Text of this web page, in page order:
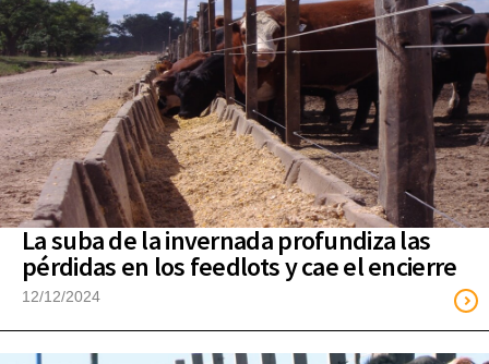
La suba de la invernada profundiza las
pérdidas en los feedlots y cae el encierre
12/12/2024